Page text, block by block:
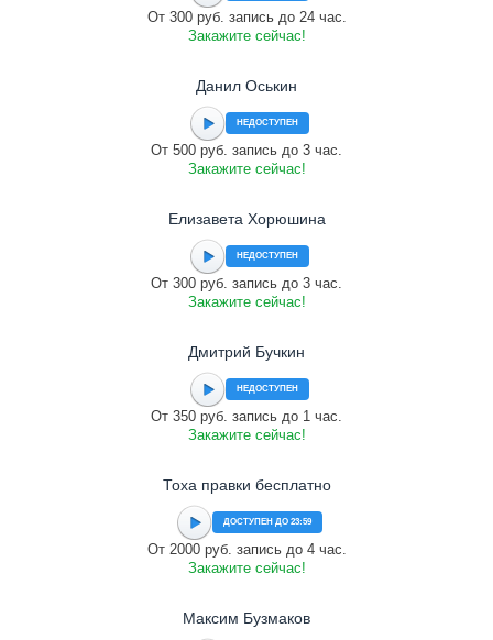
От 300 руб. запись до 24 час.
Закажите сейчас!
Данил Оськин
НЕДОСТУПЕН
От 500 руб. запись до 3 час.
Закажите сейчас!
Елизавета Хорюшина
НЕДОСТУПЕН
От 300 руб. запись до 3 час.
Закажите сейчас!
Дмитрий Бучкин
НЕДОСТУПЕН
От 350 руб. запись до 1 час.
Закажите сейчас!
Тоха правки бесплатно
ДОСТУПЕН ДО 23:59
От 2000 руб. запись до 4 час.
Закажите сейчас!
Максим Бузмаков